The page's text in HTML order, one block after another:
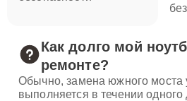
Как долго мой
ремонте?
Обычно, замена южного моста
выполняется в течении